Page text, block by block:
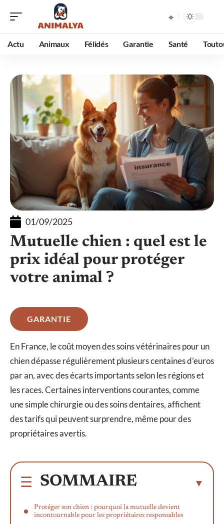
Actu Animaux Félidés Garantie Santé
01/09/2025
Mutuelle chien : quel est le
prix idéal pour protéger
votre animal ?
GARANTIE
En France, le coût moyen des soins vétérinaires pour un
chien dépasse régulièrement plusieurs centaines d’euros
par an, avec des écarts importants selon les régions et
les races. Certaines interventions courantes, comme
une simple chirurgie ou des soins dentaires, affichent
des tarifs qui peuvent surprendre, même pour des
propriétaires avertis.
SOMMAIRE
Protéger son chien : pourquoi la mutuelle devient
incontournable pour les propriétaires responsables